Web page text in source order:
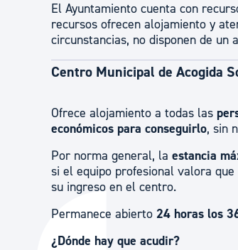
El Ayuntamiento cuenta con
recursos ofrecen alojamiento y
circunstancias, no disponen de
Centro Municipal de Acogida
Ofrece alojamiento a todas las
económicos para conseguirlo, sin
Por norma general, la estancia
si el equipo profesional valora
su ingreso en el centro.
Permanece abierto 24 horas los
¿Dónde hay que acudir?